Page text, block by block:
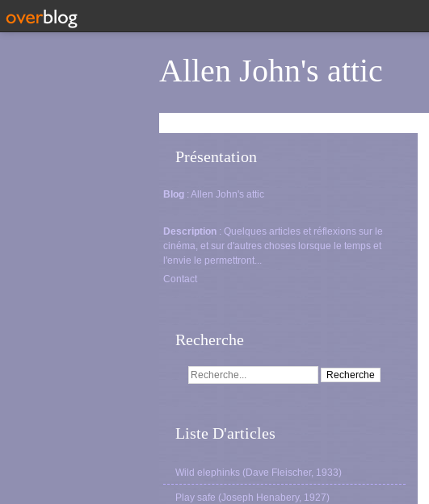
Allen John's attic
Présentation
Blog : Allen John's attic
Description : Quelques articles et réflexions sur le
cinéma, et sur d'autres choses lorsque le temps et
l'envie le permettront...
Contact
Recherche
Liste D'articles
Wild elephinks (Dave Fleischer, 1933)
Play safe (Joseph Henabery, 1927)